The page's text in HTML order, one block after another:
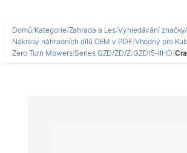
Domů/Kategorie/Zahrada a Les/Vyhledávání
Nákresy náhradních dílů OEM v PDF/Vhodný pro
Zero Turn Mowers/Series GZD/ZD/Z/GZD15-IIHD/